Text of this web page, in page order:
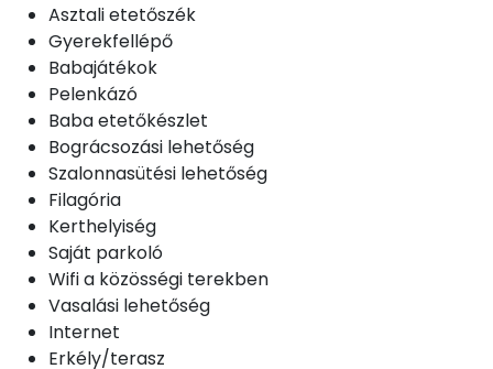
Asztali etetőszék
Gyerekfellépő
Babajátékok
Pelenkázó
Baba etetőkészlet
Bográcsozási lehetőség
Szalonnasütési lehetőség
Filagória
Kerthelyiség
Saját parkoló
Wifi a közösségi terekben
Vasalási lehetőség
Internet
Erkély/terasz